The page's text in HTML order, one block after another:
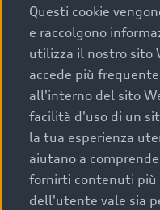
chilometraggio: un
uno stato migliore
durata nel tempo;
cronologia dei
completa della
costante e accurata;
condizioni della
buona
precedente
Questi cookie
e raccolgono
utilizza il nostro sito
accede più
all'interno del sito
facilità d'uso di un
la tua esperienza
aiutano a
fornirti contenuti più
dell'utente vale sia